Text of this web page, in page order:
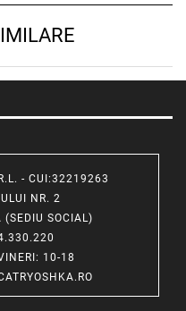
- CUI:32219263
NR. 2
(SEDIU SOCIAL)
10-18